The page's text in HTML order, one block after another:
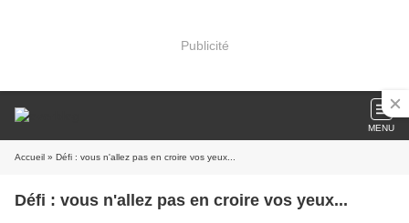
Publicité
MENU
Accueil » Défi : vous n'allez pas en croire vos yeux...
Défi : vous n'allez pas en croire vos yeux...